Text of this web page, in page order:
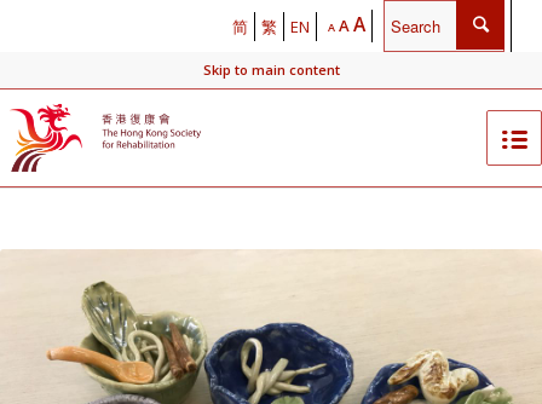
简 繁 EN A AA
Skip to main content